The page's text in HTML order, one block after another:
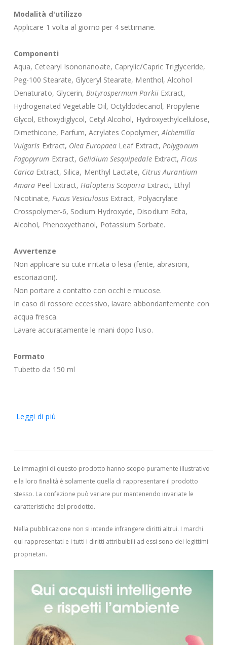
Modalità d'utilizzo
Applicare 1 volta al giorno per 4 settimane.
Componenti
Aqua, Cetearyl Isononanoate, Caprylic/Capric Triglyceride,
Peg-100 Stearate, Glyceryl Stearate, Menthol, Alcohol
Denaturato, Glycerin,Butyrospermum ParkiiExtract,
Hydrogenated Vegetable Oil, Octyldodecanol, Propylene
Glycol, Ethoxydiglycol, Cetyl Alcohol, Hydroxyethylcellulose,
Dimethicone, Parfum, Acrylates Copolymer,Alchemilla
Vulgaris Extract, Olea Europaea Leaf Extract,Polygonum
Fagopyrum Extract, Gelidium SesquipedaleExtract,Ficus
Carica Extract, Silica, Menthyl Lactate, Citrus Aurantium
Amara Peel Extract,Halopteris Scoparia Extract, Ethyl
Nicotinate, Fucus VesiculosusExtract, Polyacrylate
Crosspolymer-6, Sodium Hydroxyde, Disodium Edta,
Alcohol, Phenoxyethanol, Potassium Sorbate.
Avvertenze
Non applicare su cute irritata o lesa (ferite, abrasioni,
escoriazioni).
Non portare a contatto con occhi e mucose.
In caso di rossore eccessivo, lavare abbondantemente con
acqua fresca.
Lavare accuratamente le mani dopo l'uso.
Formato
Tubetto da 150 ml
Leggi di più
Le immagini di questo prodotto hanno scopo puramente illustrativo
e la loro finalità è solamente quella di rappresentare il prodotto
stesso. La confezione può variare pur mantenendo invariate le
caratteristiche del prodotto.
Nella pubblicazione non si intende infrangere diritti altrui. I marchi
qui rappresentati e i tutti i diritti attribuibili ad essi sono dei legittimi
proprietari.